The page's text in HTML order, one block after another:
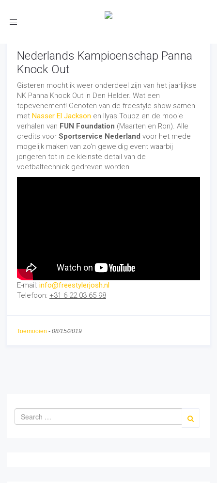
Toggle
Nederlands Kampioenschap Panna
Knock Out
Gisteren mocht ik weer onderdeel zijn van het jaarlijkse
NK Panna Knock Out in Den Helder. Wat een
topevenement! Genoten van de freestyle show samen
met Nasser El Jackson en Ilyas Toubz en de mooie
verhalen van FUN Foundation (Maarten en Ron). Alle
credits voor Sportservice Nederland voor het mede
mogelijk maken van zo'n geweldig event waarbij
jongeren tot in de kleinste detail van de
voetbaltechniek gedreven worden.
E-mail: info@freestylerjosh.nl
Telefoon: +31 6 22 03 65 98
Toernooien - 08/15/2019